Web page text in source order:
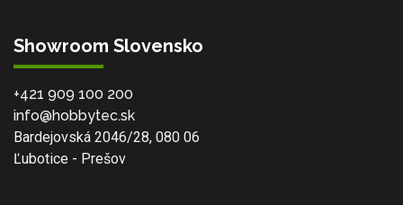
Showroom Slovensko
+421 909 100 200
info@hobbytec.sk
Bardejovská 2046/28, 080 06
Ľubotice - Prešov